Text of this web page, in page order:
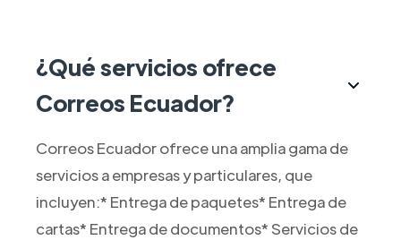
¿Qué servicios ofrece
Correos Ecuador?
Correos Ecuador ofrece una amplia gama de
servicios a empresas y particulares, que
incluyen:* Entrega de paquetes* Entrega de
cartas* Entrega de documentos* Servicios de